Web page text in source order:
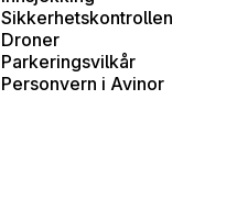
Sikkerhetskontrollen
Droner
Parkeringsvilkår
Personvern i Avinor